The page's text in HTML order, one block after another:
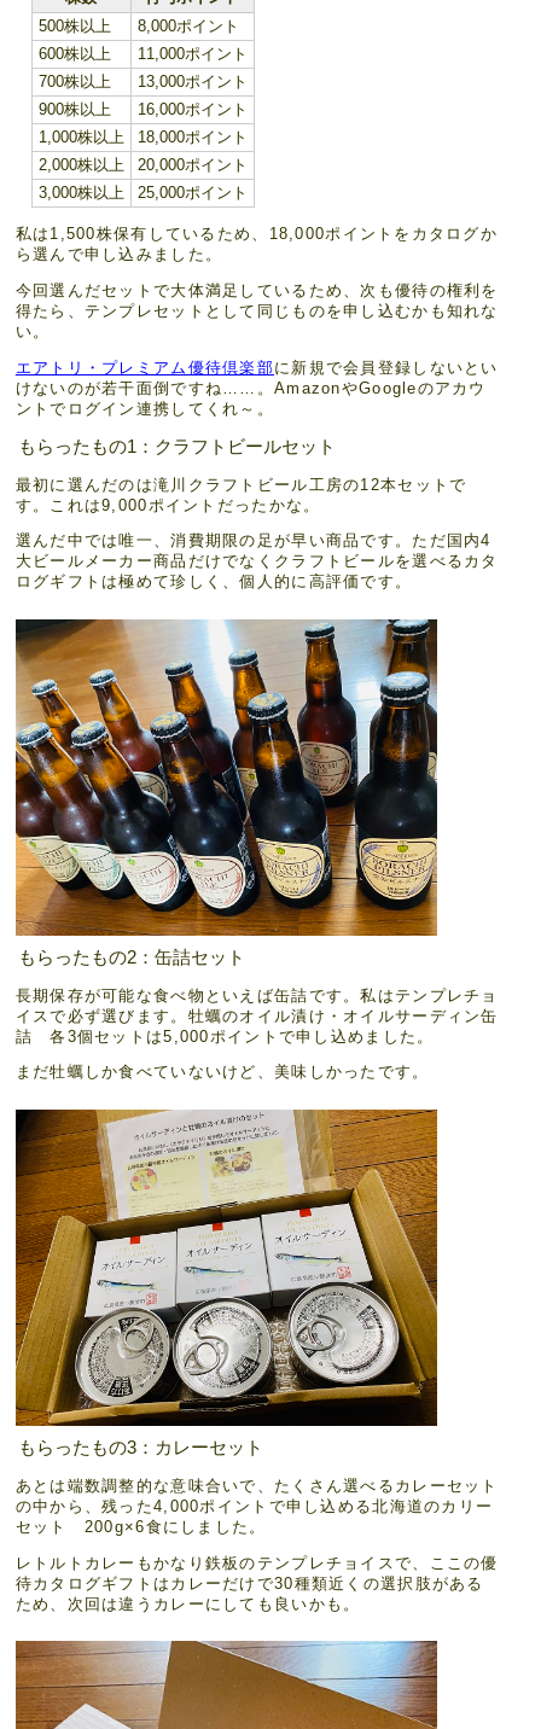
500株以上
8,000ポイント
600株以上
11,000ポイント
700株以上
13,000ポイント
900株以上
16,000ポイント
1,000株以上
18,000ポイント
2,000株以上
20,000ポイント
3,000株以上
25,000ポイント
私は1,500株保有しているため、18,000ポイントをカタログか
ら選んで申し込みました。
今回選んだセットで大体満足しているため、次も優待の権利を
得たら、テンプレセットとして同じものを申し込むかも知れな
い。
エアトリ・プレミアム優待倶楽部に新規で会員登録しないとい
けないのが若干面倒ですね……。AmazonやGoogleのアカウ
ントでログイン連携してくれ～。
もらったもの1：クラフトビールセット
最初に選んだのは滝川クラフトビール工房の12本セットで
す。これは9,000ポイントだったかな。
選んだ中では唯一、消費期限の足が早い商品です。ただ国内4
大ビールメーカー商品だけでなくクラフトビールを選べるカタ
ログギフトは極めて珍しく、個人的に高評価です。
もらったもの2：缶詰セット
長期保存が可能な食べ物といえば缶詰です。私はテンプレチョ
イスで必ず選びます。牡蠣のオイル漬け・オイルサーディン缶
詰 各3個セットは5,000ポイントで申し込めました。
まだ牡蠣しか食べていないけど、美味しかったです。
もらったもの3：カレーセット
あとは端数調整的な意味合いで、たくさん選べるカレーセット
の中から、残った4,000ポイントで申し込める北海道のカリー
セット 200g×6食にしました。
レトルトカレーもかなり鉄板のテンプレチョイスで、ここの優
待カタログギフトはカレーだけで30種類近くの選択肢がある
ため、次回は違うカレーにしても良いかも。